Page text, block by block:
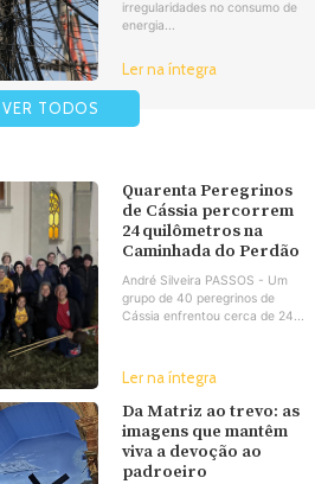
irregularidades no consumo de
energia...
Ler na íntegra
VER TODOS
Quarenta Peregrinos
de Cássia percorrem
24 quilômetros na
Caminhada do Perdão
André Silveira PASSOS - Um
grupo de 40 peregrinos de
Cássia enfrentou cerca de 24...
Ler na íntegra
Da Matriz ao trevo: as
imagens que mantêm
viva a devoção ao
padroeiro